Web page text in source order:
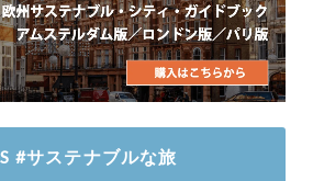
#サステナブルな旅